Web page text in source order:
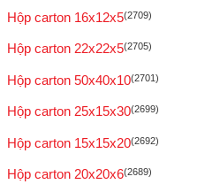
Hộp carton 16x12x5(2709)
Hộp carton 22x22x5(2705)
Hộp carton 50x40x10(2701)
Hộp carton 25x15x30(2699)
Hộp carton 15x15x20(2692)
Hộp carton 20x20x6(2689)